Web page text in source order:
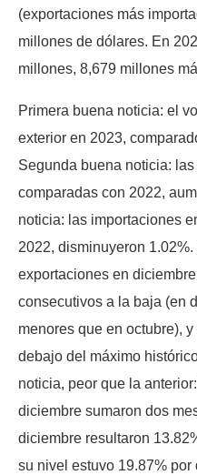
(exportaciones más
millones de dólares. En
millones, 8,679 millones
Primera buena noticia: el
exterior en 2023,
Segunda buena noticia:
comparadas con 2022,
noticia: las importaciones
2022, disminuyeron
exportaciones en
consecutivos a la baja (en
menores que en octubre),
debajo del máximo
noticia, peor que la
diciembre sumaron dos
diciembre resultaron
su nivel estuvo 19.87%